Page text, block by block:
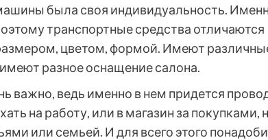
была своя индивидуальность.
транспортные средства отличаются
цветом, формой. Имеют
разное оснащение салона.
важно, ведь именно в нем придется
на работу, или в магазин за покупками,
или семьей. И для всего этого